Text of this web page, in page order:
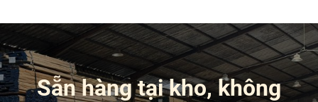
Sẵn hàng tại kho, không